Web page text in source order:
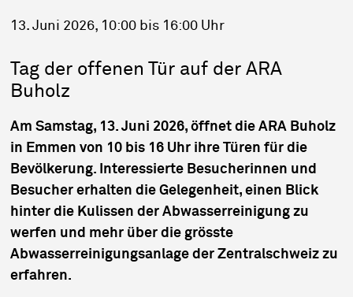
13. Juni 2026, 10:00 bis 16:00 Uhr
Tag der offenen Tür auf der ARA
Buholz
Am Samstag, 13. Juni 2026, öffnet die ARA Buholz
in Emmen von 10 bis 16 Uhr ihre Türen für die
Bevölkerung. Interessierte Besucherinnen und
Besucher erhalten die Gelegenheit, einen Blick
hinter die Kulissen der Abwasserreinigung zu
werfen und mehr über die grösste
Abwasserreinigungsanlage der Zentralschweiz zu
erfahren.